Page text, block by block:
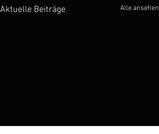
Aktuelle Beiträge Alle ansehen